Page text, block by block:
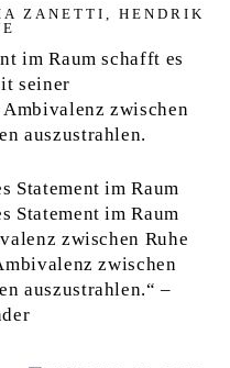
ZANETTI, HENDRIK
im Raum schafft es
seiner
zwischen
auszustrahlen.
Statement im Raum
Statement im Raum
zwischen Ruhe
zwischen
auszustrahlen.“ –